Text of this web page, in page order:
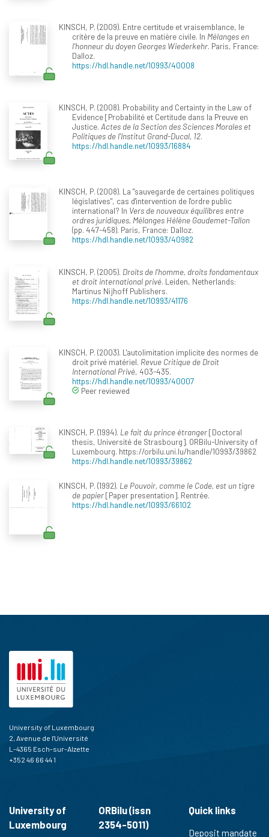
KINSCH, P. (2009). Entre certitude et vraisemblance, le
critère de la preuve en matière civile. In Mélanges en
l’honneur du doyen Georges Wiederkehr. Paris, France:
Dalloz.
https://hdl.handle.net/10993/40008
KINSCH, P. (2008). Probability and Certainty in the Law of
Evidence [Probabilité et Certitude dans la Preuve en
Justice. Actes de la Section des Sciences Morales et
Politiques de l'Institut Grand-Ducal, 12.
https://hdl.handle.net/10993/16884
KINSCH, P. (2008). La "sauvegarde de certaines politiques
législatives", cas d'intervention de l'ordre public
international? In Vers de nouveaux équilibres entre
ordres juridiques, Mélanges Hélène Gaudemet-Tallon
(pp. 447-458). Paris, France: Dalloz.
https://hdl.handle.net/10993/40982
KINSCH, P. (2005). Droits de l'homme, droits fondamentaux
et droit international privé. Leiden, Netherlands:
Martinus Nijhoff Publishers.
https://hdl.handle.net/10993/41176
KINSCH, P. (2003). L'autolimitation implicite des normes de
droit privé matériel. Revue Critique de Droit
International Privé, 403-435.
https://hdl.handle.net/10993/40007
Peer reviewed
KINSCH, P. (1994). Le fait du prince étranger[Doctoral
thesis, Université de Strasbourg]. ORBilu-University of
Luxembourg. https://orbilu.uni.lu/handle/10993/39862
https://hdl.handle.net/10993/39862
KINSCH, P. (1992). Le Pouvoir, comme le Code, est un tigre
de papier[Paper presentation]. Rentrée.
https://hdl.handle.net/10993/66102
University of Luxembourg
2, Avenue de l'Université
L-4365 Esch-sur-Alzette
+352 46 66 44 1
University of
Luxembourg
ORBilu (issn
2354-5011)
Quick links
Deposit mandate